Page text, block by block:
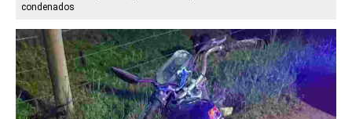
condenados